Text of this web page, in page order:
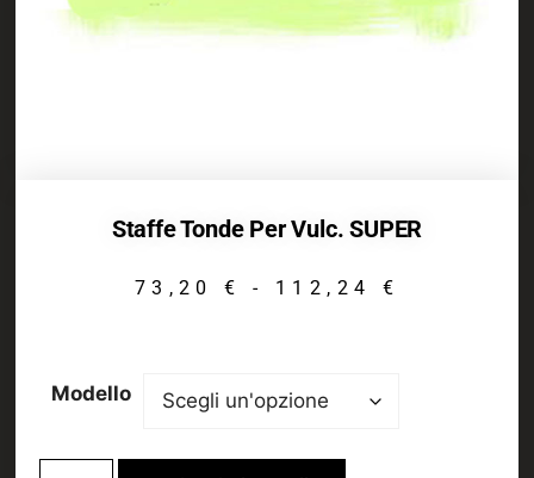
Staffe Tonde Per Vulc. SUPER
73,20€ - 112,24 €
Modello